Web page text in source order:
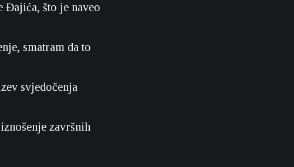
Đajića, što je naveo
smatram da to
svjedočenja
završnih